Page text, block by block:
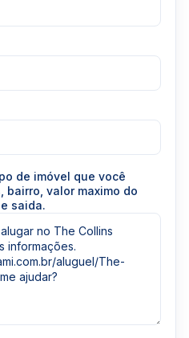
de imóvel que você
bairro, valor maximo do
saida.